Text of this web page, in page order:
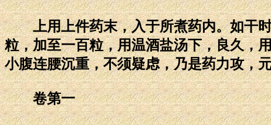
上用上件药末，入于所煮药内。如干时
粒，加至一百粒，用温酒盐汤下，良久，
小腹连腰沉重，不须疑虑，乃是药力攻，
卷第一